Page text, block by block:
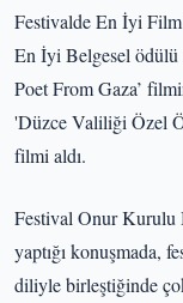
Festivalde En İyi
En İyi Belgesel ödülü
Poet From Gaza’
'Düzce Valiliği Özel
filmi aldı.
Festival Onur Kurulu
yaptığı konuşmada,
diliyle birleştiğinde